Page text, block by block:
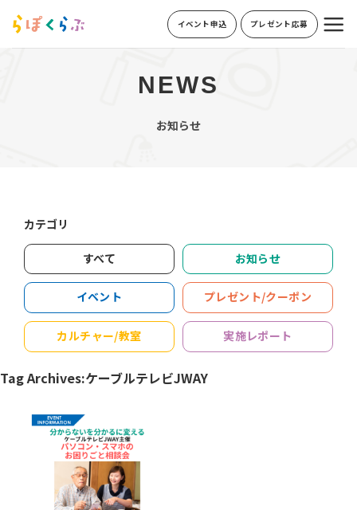
to
content
イベント申込 プレゼント応募
NEWS
お知らせ
カテゴリ
すべて お知らせ
イベント プレゼント/クーポン
カルチャー/教室 実施レポート
Tag Archives:ケーブルテレビJWAY